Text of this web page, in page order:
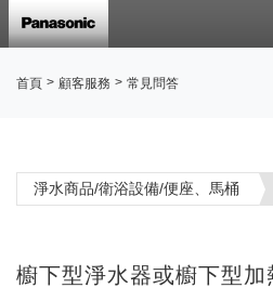
首頁 > 顧客服務 > 常見問答
淨水商品/衛浴設備/便座、馬桶
櫥下型淨水器或櫥下型加